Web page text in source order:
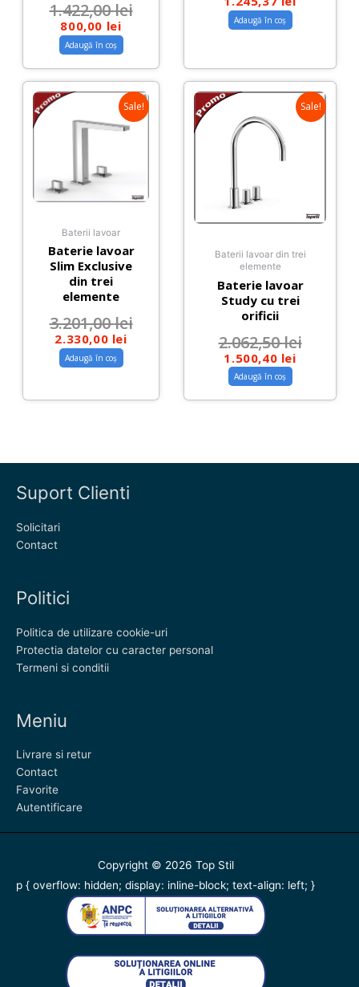
1.422,00lei
800,00 lei
Adaugă în coș
Adaugă în coș
Sale!
Baterii lavoar
Baterie lavoar
Slim Exclusive
din trei
elemente
3.201,00lei
2.330,00 lei
Adaugă în coș
Sale!
Baterii lavoar din trei
elemente
Baterie lavoar
Study cu trei
orificii
2.062,50lei
1.500,40 lei
Adaugă în coș
Suport Clienti
Solicitari
Contact
Politici
Politica de utilizare cookie-uri
Protectia datelor cu caracter personal
Termeni si conditii
Meniu
Livrare si retur
Contact
Favorite
Autentificare
Copyright © 2026 Top Stil
p { overflow: hidden; display: inline-block; text-align: left; }